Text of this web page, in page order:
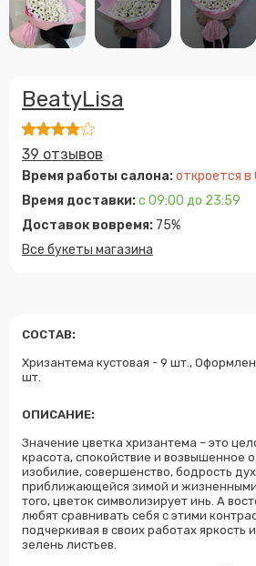
BeatyLisa
39 отзывов
Время работы салона:откроется в
Время доставки:с 09:00 до 23:59
Доставок вовремя: 75%
Все букеты магазина
СОСТАВ:
Хризантема кустовая - 9 шт.,
шт.
ОПИСАНИЕ:
Значение цветка хризантема – это
красота, спокойствие и возвышенное
изобилие, совершенство, бодрость
приближающейся зимой и
того, цветок символизирует инь. А
любят сравнивать себя с этими
подчеркивая в своих работах яркость
зелень листьев.